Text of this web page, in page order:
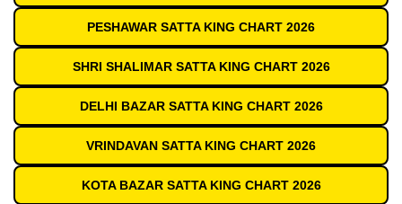
PESHAWAR SATTA KING CHART 2026
SHRI SHALIMAR SATTA KING CHART 2026
DELHI BAZAR SATTA KING CHART 2026
VRINDAVAN SATTA KING CHART 2026
KOTA BAZAR SATTA KING CHART 2026